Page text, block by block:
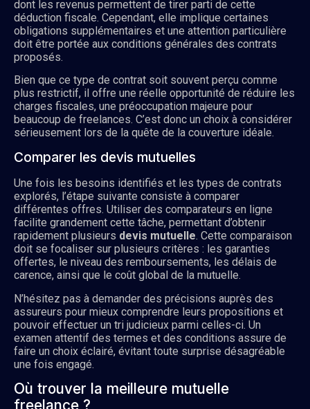
dont les revenus permettent de tirer parti de cette
déduction fiscale. Cependant, elle implique certaines
obligations supplémentaires et une attention particulière
doit être portée aux conditions générales des contrats
proposés.
Bien que ce type de contrat soit souvent perçu comme
plus restrictif, il offre une réelle opportunité de réduire les
charges fiscales, une préoccupation majeure pour
beaucoup de freelances. C’est donc un choix à considérer
sérieusement lors de la quête de la couverture idéale.
Comparer les devis mutuelles
Une fois les besoins identifiés et les types de contrats
explorés, l’étape suivante consiste à comparer
différentes offres. Utiliser des comparateurs en ligne
facilite grandement cette tâche, permettant d’obtenir
rapidement plusieurs devis mutuelle. Cette comparaison
doit se focaliser sur plusieurs critères : les garanties
offertes, le niveau des remboursements, les délais de
carence, ainsi que le coût global de la mutuelle.
N’hésitez pas à demander des précisions auprès des
assureurs pour mieux comprendre leurs propositions et
pouvoir effectuer un tri judicieux parmi celles-ci. Un
examen attentif des termes et des conditions assure de
faire un choix éclairé, évitant toute surprise désagréable
une fois engagé.
Où trouver la meilleure mutuelle
freelance ?